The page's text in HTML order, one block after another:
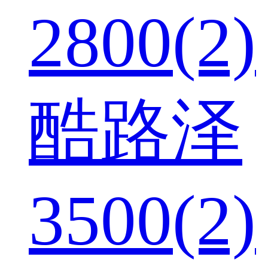
2800(2)
酷路泽
3500(2)